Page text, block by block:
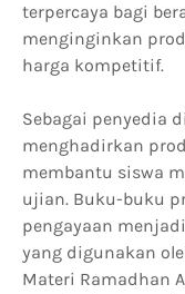
terpercaya bagi
menginginkan
harga kompetitif.
Sebagai penyedia
menghadirkan
membantu siswa
ujian. Buku-buku
pengayaan
yang digunakan
Materi Ramadhan